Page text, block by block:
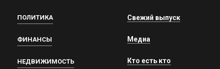
ПОЛИТИКА
ФИНАНСЫ
НЕДВИЖИМОСТЬ
Свежий выпуск
Медиа
Кто есть кто